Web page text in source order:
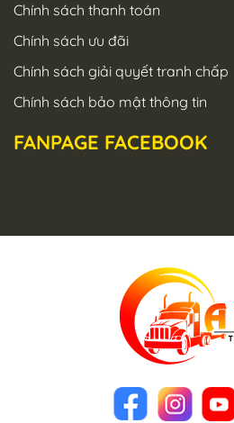
Chính sách thanh toán
Chính sách ưu đãi
Chính sách giải quyết tranh chấp
Chính sách bảo mật thông tin
FANPAGE FACEBOOK